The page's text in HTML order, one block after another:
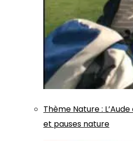
Thème Nature:
et pauses nature